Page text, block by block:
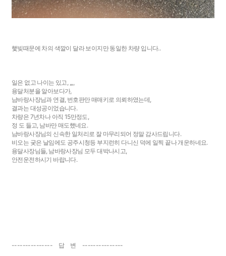
햋빚때문에 차의 색깔이 달라 보이지만 동일한 차량 입니다..
일은 없고 나이는 있고, ,,,,
용달처분을 알아보다가,
남바랑사장님과 연결, 번호판만 매매키로 의뢰하였는데,
결과는 대성공이었습니다.
차량은 7년차나 아직 15만정도,
정 도 들고, 남바만 매도했네요.
남바랑사장님의 신속한 일처리로 잘 마무리되어 정말 감사드립니다.
비오는 궂은 날임에도 공주시청등 부지런히 다니신 덕에 일찍 끝나 개운하네요.
용달사장님들, 남바랑사장님 모두 대박나시고,
안전운전하시기 바랍니다.
--------------- 답 변 ---------------